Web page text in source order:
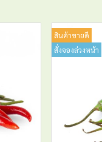
สินค้าขายดี
สั่งจองล่วงหน้า